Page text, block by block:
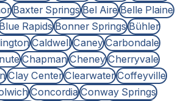
Baxter Springs Bel Aire Belle Plaine
RapidsBonner Springs Bühler
Caldwell Caney Carbondale
Chapman Cheney Cherryvale
Clay Center Clearwater Coffeyville
Concordia Conway Springs